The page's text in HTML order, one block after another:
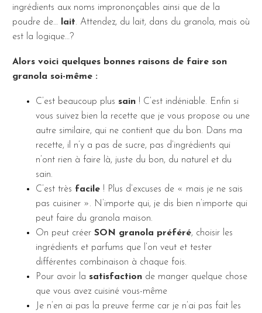
ingrédients aux noms imprononçables ainsi que de la
poudre de… lait. Attendez, du lait, dans du granola, mais où
est la logique…?
Alors voici quelques bonnes raisons de faire son
granola soi-même :
C’est beaucoup plus sain ! C’est indéniable. Enfin si
vous suivez bien la recette que je vous propose ou une
autre similaire, qui ne contient que du bon. Dans ma
recette, il n’y a pas de sucre, pas d’ingrédients qui
n’ont rien à faire là, juste du bon, du naturel et du
sain.
C’est très facile ! Plus d’excuses de « mais je ne sais
pas cuisiner ». N’importe qui, je dis bien n’importe qui
peut faire du granola maison.
On peut créer SON granola préféré, choisir les
ingrédients et parfums que l’on veut et tester
différentes combinaison à chaque fois.
Pour avoir la satisfaction de manger quelque chose
que vous avez cuisiné vous-même
Je n’en ai pas la preuve ferme car je n’ai pas fait les